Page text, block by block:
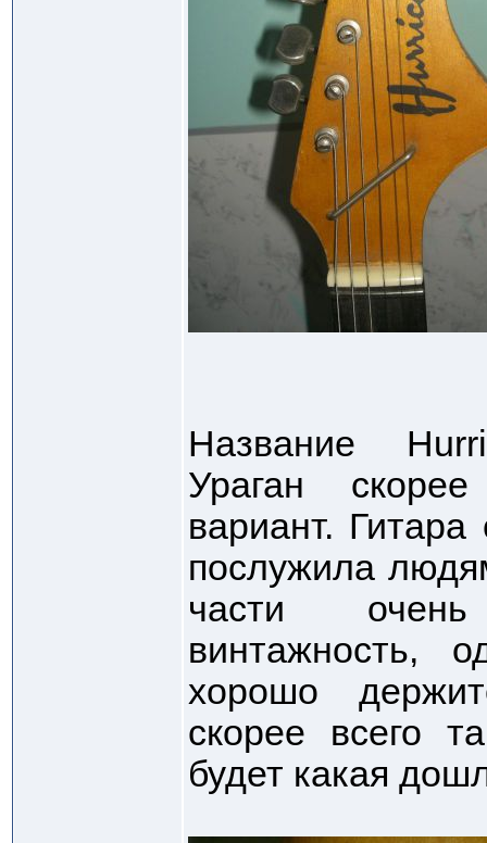
Название
Ураган
вариант.
послужила
части
винтажность,
хорошо
скорее всего
будет какая